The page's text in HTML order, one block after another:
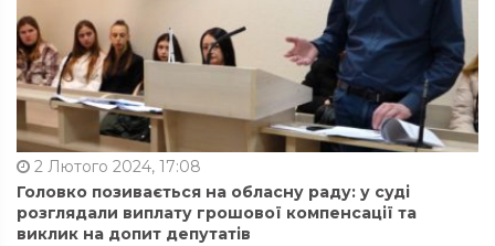
2 Лютого 2024, 17:08
Головко позивається на обласну раду: у суді
розглядали виплату грошової компенсації та
виклик на допит депутатів